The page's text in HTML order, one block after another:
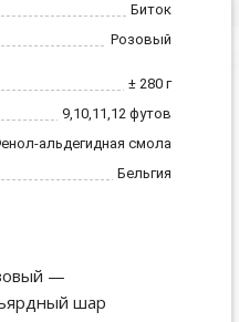
Биток
Розовый
± 280 г
9,10,11,12 футов
альдегидная смола
Бельгия
—
шар